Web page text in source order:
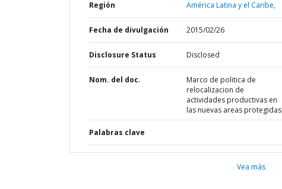
Región América Latina y el Caribe,
Fecha de divulgación 2015/02/26
Disclosure Status Disclosed
Nom. del doc.
Marco de politica de
relocalizacion de
actividades productivas en
las nuevas areas protegidas
Palabras clave
Vea más